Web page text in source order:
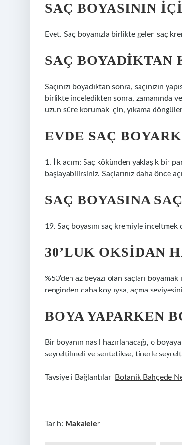
SAÇ BOYASININ
Evet. Saç boyanızla birlikte gelen saç
SAÇ BOYADIKTAN
Saçınızı boyadıktan sonra, saçınızın
birlikte inceledikten sonra, zamanında
uzun süre korumak için, yıkama
EVDE SAÇ
1. İlk adım: Saç kökünden yaklaşık bir
başlayabilirsiniz. Saçlarınız daha önce
SAÇ BOYASINA
19. Saç boyasını saç kremiyle
30’LUK OKSIDAN
%50’den az beyazı olan saçları
renginden daha koyuysa, açma
BOYA YAPARKEN
Bir boyanın nasıl hazırlanacağı, o
seyreltilmeli ve sentetikse, tinerle
Tavsiyeli Bağlantılar: Botanik Bahçede
Tarih: Makaleler